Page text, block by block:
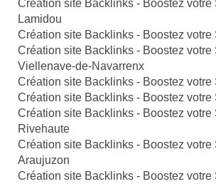
Création site Backlinks - Boostez votre
Lamidou
Création site Backlinks - Boostez votre
Création site Backlinks - Boostez votre
Viellenave-de-Navarrenx
Création site Backlinks - Boostez votre
Création site Backlinks - Boostez votre
Création site Backlinks - Boostez votre
Rivehaute
Création site Backlinks - Boostez votre
Araujuzon
Création site Backlinks - Boostez votre